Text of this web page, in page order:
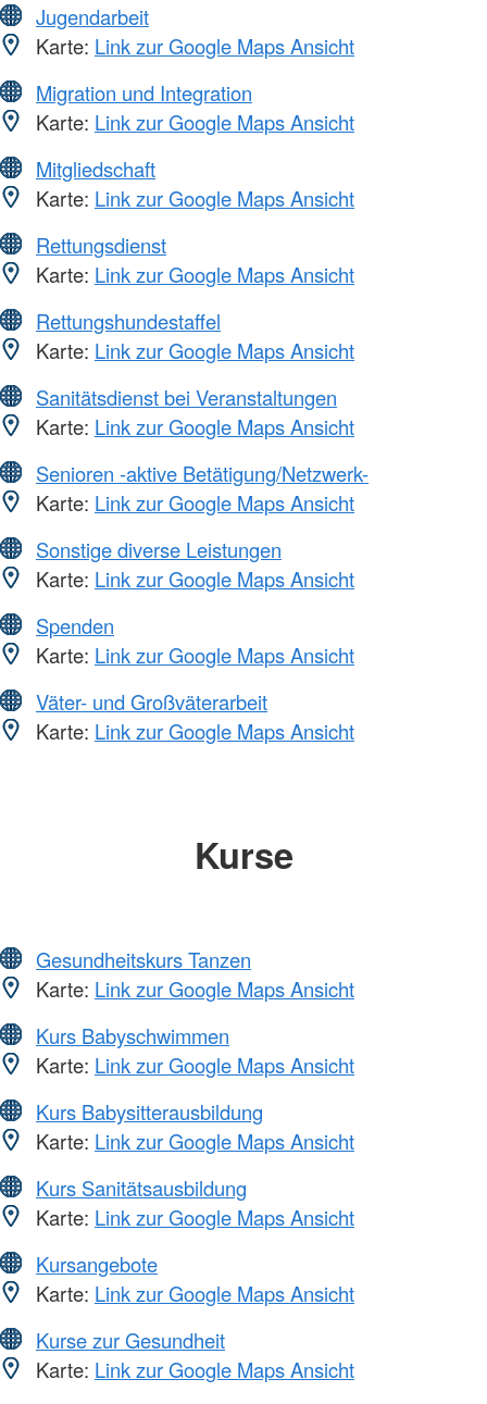
Jugendarbeit
Karte: Link zur Google Maps Ansicht
Migration und Integration
Karte: Link zur Google Maps Ansicht
Mitgliedschaft
Karte: Link zur Google Maps Ansicht
Rettungsdienst
Karte: Link zur Google Maps Ansicht
Rettungshundestaffel
Karte: Link zur Google Maps Ansicht
Sanitätsdienst bei Veranstaltungen
Karte: Link zur Google Maps Ansicht
Senioren -aktive Betätigung/Netzwerk-
Karte: Link zur Google Maps Ansicht
Sonstige diverse Leistungen
Karte: Link zur Google Maps Ansicht
Spenden
Karte: Link zur Google Maps Ansicht
Väter- und Großväterarbeit
Karte: Link zur Google Maps Ansicht
Kurse
Gesundheitskurs Tanzen
Karte: Link zur Google Maps Ansicht
Kurs Babyschwimmen
Karte: Link zur Google Maps Ansicht
Kurs Babysitterausbildung
Karte: Link zur Google Maps Ansicht
Kurs Sanitätsausbildung
Karte: Link zur Google Maps Ansicht
Kursangebote
Karte: Link zur Google Maps Ansicht
Kurse zur Gesundheit
Karte: Link zur Google Maps Ansicht